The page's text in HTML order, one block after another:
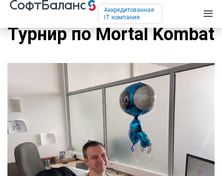
Аккредитованная
IT компания
Турнир по Mortal Kombat